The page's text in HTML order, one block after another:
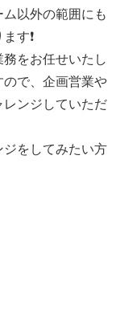
以外の範囲にも
す❗
をお任せいたし
ので、企画営業や
ンジしていただ
をしてみたい方